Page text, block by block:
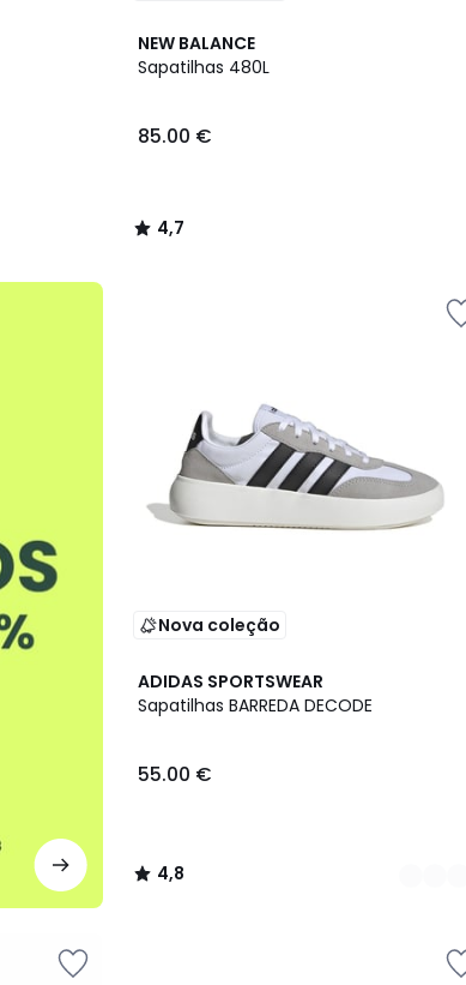
NEW BALANCE
Sapatilhas 480L
85.00 €
4,7
/ 5
4,7
/
Nova coleção
ADIDAS SPORTSWEAR
Sapatilhas BARREDA DECODE
55.00 €
4,8
/ 5
2
Cores
4,8
/